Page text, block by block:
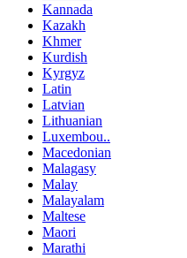
Kannada
Kazakh
Khmer
Kurdish
Kyrgyz
Latin
Latvian
Lithuanian
Luxembou..
Macedonian
Malagasy
Malay
Malayalam
Maltese
Maori
Marathi